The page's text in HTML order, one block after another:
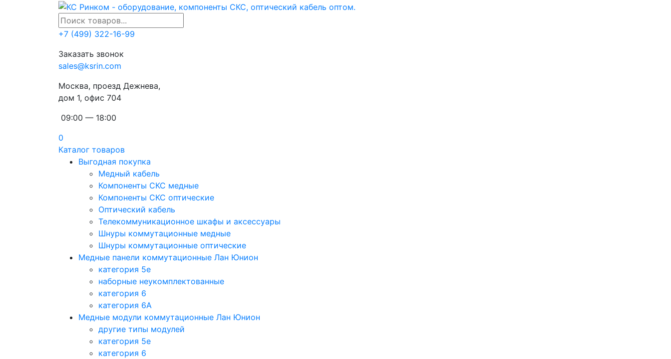
+7 (499) 322-16-99
Заказать звонок
sales@ksrin.com
Москва, проезд Дежнева,
дом 1, офис 704
09:00 — 18:00
0
Каталог товаров
Выгодная покупка
Медный кабель
Компоненты СКС медные
Компоненты СКС оптические
Оптический кабель
Телекоммуникационное шкафы и аксессуары
Шнуры коммутационные медные
Шнуры коммутационные оптические
Медные панели коммутационные Лан Юнион
категория 5e
наборные неукомплектованные
категория 6
категория 6A
Медные модули коммутационные Лан Юнион
другие типы модулей
категория 5е
категория 6